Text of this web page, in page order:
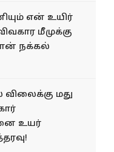
என் உயிர்
மீமுக்கு
நக்கல்
விலைக்கு மது
உயர்